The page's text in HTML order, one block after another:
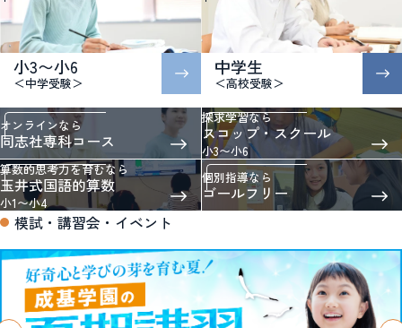
小3〜小6
＜中学受験＞
中学生
＜高校受験＞
オンラインなら
同志社専科コース
探求学習なら
スコップ・スクール
小3〜小6
算数的思考力を育むなら
玉井式国語的算数
小1〜小4
個別指導なら
ゴールフリー
模試・講習会・イベント